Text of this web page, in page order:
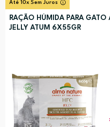
Até 10x Sem Juros
RAÇÃO HÚMIDA PARA GATO
JELLY ATUM 6X55GR